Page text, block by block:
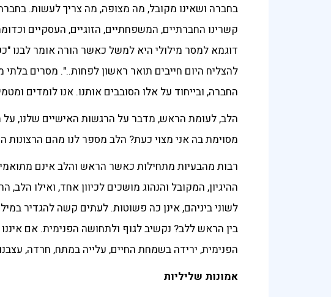
בחברה ושאינו מקובל, מה מצופה, מה צריך לעשות.
קשרינו החברתיים, המשפחתיים, הזוגיים, העסקיים
דוגמא למסר מילולי היא למשל כאשר הורה אומר לבנו
להצליח היום חייבים תואר ראשון לפחות..". מסרים בלתי
החברה, ובייחוד על אלו הסובבים אותנו. אנו לומדים
הלב, לעומת הראש, מדבר על הרגשות האישיים שלנו, על
מסוימת בה אני מצוי כעת? הלב מספר לנו מהם הרצונות
רבות מהבעיות מתחילות כאשר הראש והלב אינם
ההיגיון, המקובל והנהוג מושכים לכיוון אחד, ואילו
לשוני ביניהם, אינן כה פשוטות. לעתים קשה להגדיר
בין הראש ללב? נקשיב לגוף ולתחושה הפנימית. אם
הפנימית, ירידה בשמחת החיים, עלייה במתח, חרדה,
אמונות שליליות